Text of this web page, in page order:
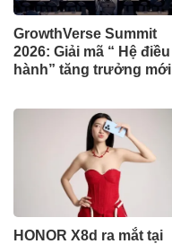
GrowthVerse Summit
2026: Giải mã “ Hệ điều
hành” tăng trưởng mới
HONOR X8d ra mắt tại